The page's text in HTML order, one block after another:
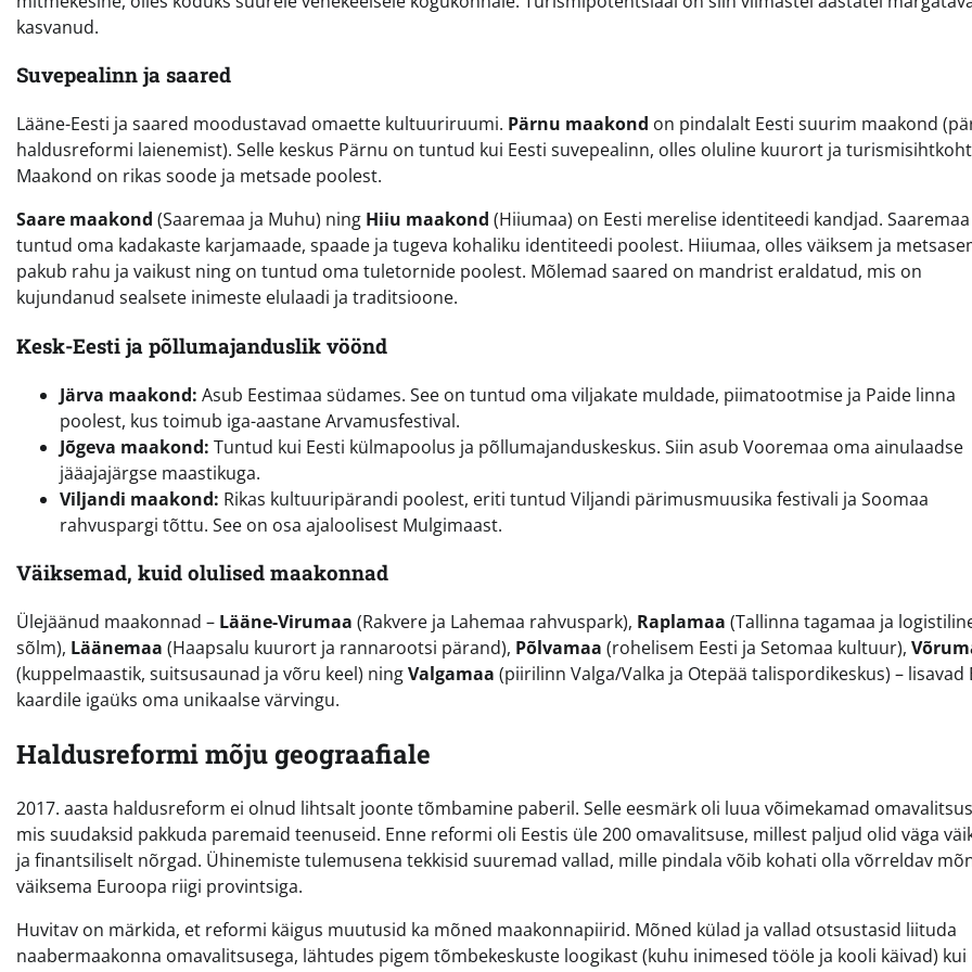
kasvanud.
Suvepealinn ja saared
Lääne-Eesti ja saared moodustavad omaette kultuuriruumi. Pärnu maakond on pindalalt Eesti suurim maakond
haldusreformi laienemist). Selle keskus Pärnu on tuntud kui Eesti suvepealinn, olles oluline kuurort ja
Maakond on rikas soode ja metsade poolest.
Saare maakond (Saaremaa ja Muhu) ning Hiiu maakond (Hiiumaa) on Eesti merelise identiteedi kandjad.
tuntud oma kadakaste karjamaade, spaade ja tugeva kohaliku identiteedi poolest. Hiiumaa, olles väiksem ja
pakub rahu ja vaikust ning on tuntud oma tuletornide poolest. Mõlemad saared on mandrist eraldatud, mis on
kujundanud sealsete inimeste elulaadi ja traditsioone.
Kesk-Eesti ja põllumajanduslik vöönd
Järva maakond: Asub Eestimaa südames. See on tuntud oma viljakate muldade, piimatootmise ja Paide linna
poolest, kus toimub iga-aastane Arvamusfestival.
Jõgeva maakond: Tuntud kui Eesti külmapoolus ja põllumajanduskeskus. Siin asub Vooremaa oma ainulaadse
jääajajärgse maastikuga.
Viljandi maakond: Rikas kultuuripärandi poolest, eriti tuntud Viljandi pärimusmuusika festivali ja Soomaa
rahvuspargi tõttu. See on osa ajaloolisest Mulgimaast.
Väiksemad, kuid olulised maakonnad
Ülejäänud maakonnad – Lääne-Virumaa (Rakvere ja Lahemaa rahvuspark), Raplamaa (Tallinna tagamaa ja
sõlm), Läänemaa (Haapsalu kuurort ja rannarootsi pärand), Põlvamaa (rohelisem Eesti ja Setomaa kultuur),
(kuppelmaastik, suitsusaunad ja võru keel) ningValgamaa (piirilinn Valga/Valka ja Otepää talispordikeskus) – lisavad
kaardile igaüks oma unikaalse värvingu.
Haldusreformi mõju geograafiale
2017. aasta haldusreform ei olnud lihtsalt joonte tõmbamine paberil. Selle eesmärk oli luua võimekamad
mis suudaksid pakkuda paremaid teenuseid. Enne reformi oli Eestis üle 200 omavalitsuse, millest paljud olid väga
ja finantsiliselt nõrgad. Ühinemiste tulemusena tekkisid suuremad vallad, mille pindala võib kohati olla võrreldav
väiksema Euroopa riigi provintsiga.
Huvitav on märkida, et reformi käigus muutusid ka mõned maakonnapiirid. Mõned külad ja vallad otsustasid liituda
naabermaakonna omavalitsusega, lähtudes pigem tõmbekeskuste loogikast (kuhu inimesed tööle ja kooli käivad) kui